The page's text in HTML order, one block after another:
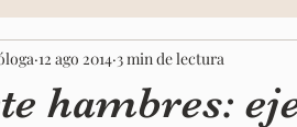
Feminidad Consciente
hambres:
12 ago 2014 3 min de lectura